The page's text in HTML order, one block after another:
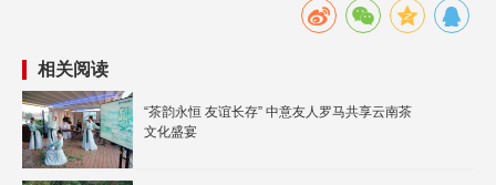
相关阅读
“茶韵永恒 友谊长存” 中意友人罗马共享云南茶
文化盛宴